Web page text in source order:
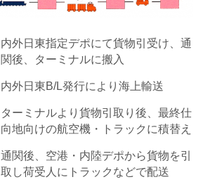
内外日東指定デポにて貨物引受け、通
関後、ターミナルに搬入
内外日東B/L発行により海上輸送
ターミナルより貨物引取り後、最終仕
向地向けの航空機・トラックに積替え
通関後、空港・内陸デポから貨物を引
取し荷受人にトラックなどで配送